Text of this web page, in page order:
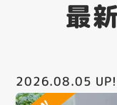
最
2026.08.05 UP!